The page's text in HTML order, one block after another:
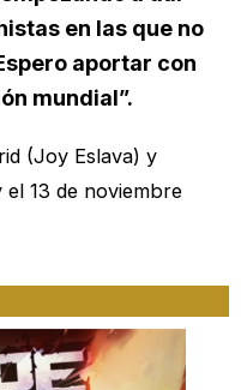
en las que no
aportar con
mundial”.
(Joy Eslava) y
13 de noviembre